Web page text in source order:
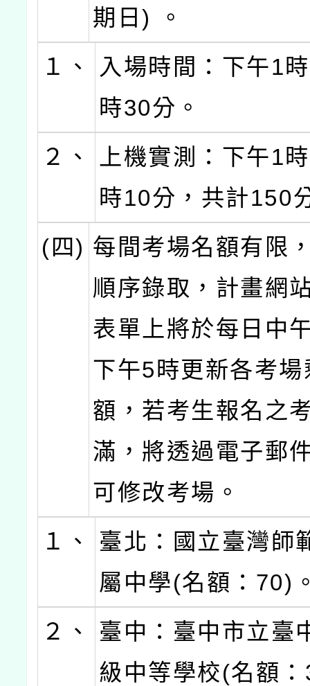
期日) 。
１、
入場時間：下午1
時30分。
２、
上機實測：下午1
時10分，共計150
(四) 每間考場名額有限
順序錄取，計畫網
表單上將於每日中
下午5時更新各考
額，若考生報名之
滿，將透過電子郵
可修改考場。
１、
臺北：國立臺灣師
屬中學(名額：70)
２、
臺中：臺中市立臺
級中等學校(名額